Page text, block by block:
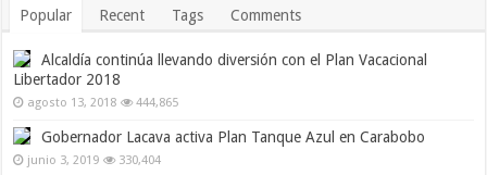
Popular Recent Tags Comments
Alcaldía continúa llevando diversión con el Plan Vacacional
Libertador 2018
agosto 13, 2018 444,865
Gobernador Lacava activa Plan Tanque Azul en Carabobo
junio 3, 2019 330,404